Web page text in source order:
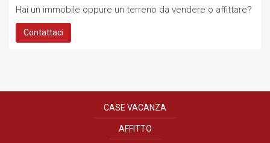
Hai un immobile oppure un terreno da vendere o affittare?
Contattaci
CASE VACANZA
AFFITTO